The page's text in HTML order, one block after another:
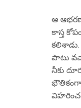
ఆ
కాస్త
పాటు
నీకు
భౌతికంగా